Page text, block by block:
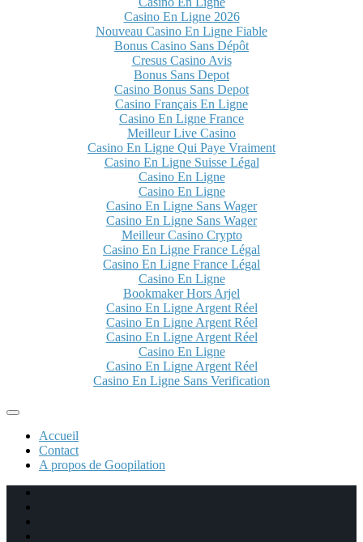
Casino En Ligne 2026
Nouveau Casino En Ligne Fiable
Bonus Casino Sans Dépôt
Cresus Casino Avis
Bonus Sans Depot
Casino Bonus Sans Depot
Casino Français En Ligne
Casino En Ligne France
Meilleur Live Casino
Casino En Ligne Qui Paye Vraiment
Casino En Ligne Suisse Légal
Casino En Ligne
Casino En Ligne
Casino En Ligne Sans Wager
Casino En Ligne Sans Wager
Meilleur Casino Crypto
Casino En Ligne France Légal
Casino En Ligne France Légal
Casino En Ligne
Bookmaker Hors Arjel
Casino En Ligne Argent Réel
Casino En Ligne Argent Réel
Casino En Ligne Argent Réel
Casino En Ligne
Casino En Ligne Argent Réel
Casino En Ligne Sans Verification
Accueil
Contact
A propos de Goopilation